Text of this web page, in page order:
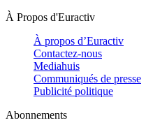
À Propos d'Euractiv
À propos d’Euractiv
Contactez-nous
Mediahuis
Communiqués de presse
Publicité politique
Abonnements